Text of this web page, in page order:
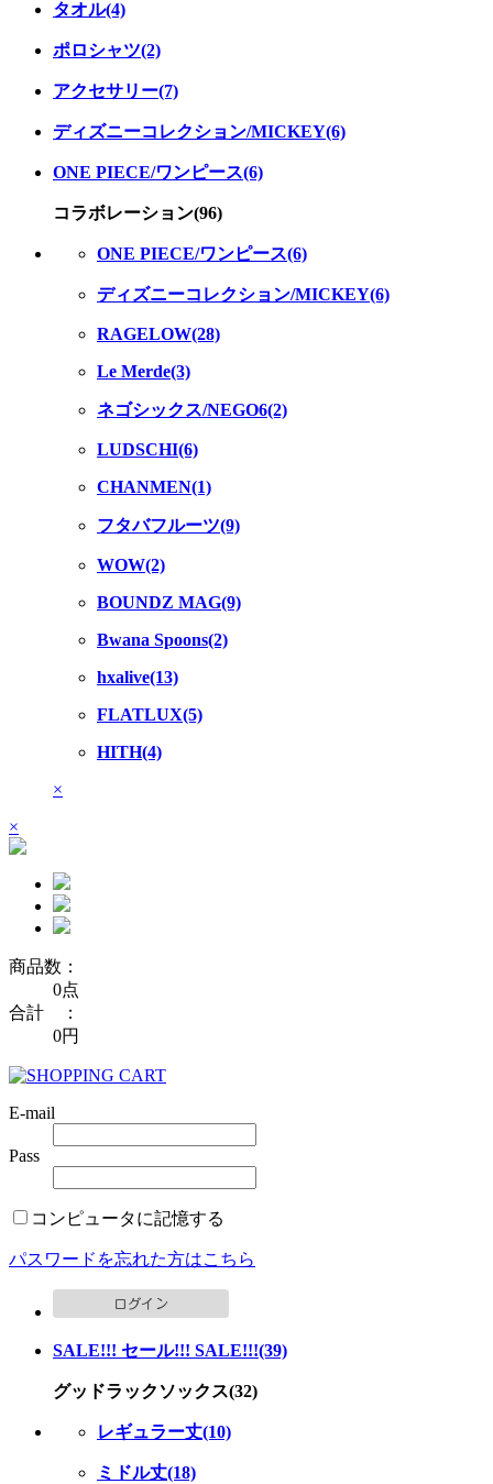
タオル(4)
ポロシャツ(2)
アクセサリー(7)
ディズニーコレクション/MICKEY(6)
ONE PIECE/ワンピース(6)
コラボレーション(96)
ONE PIECE/ワンピース(6)
ディズニーコレクション/MICKEY(6)
RAGELOW(28)
Le Merde(3)
ネゴシックス/NEGO6(2)
LUDSCHI(6)
CHANMEN(1)
フタバフルーツ(9)
WOW(2)
BOUNDZ MAG(9)
Bwana Spoons(2)
hxalive(13)
FLATLUX(5)
HITH(4)
×
×
商品数：
0点
合計 ：
0円
E-mail
Pass
コンピュータに記憶する
パスワードを忘れた方はこちら
SALE!!! セール!!! SALE!!!(39)
グッドラックソックス(32)
レギュラー丈(10)
ミドル丈(18)